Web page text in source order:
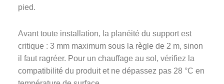
pied.
Avant toute installation, la planéité du support est
critique : 3 mm maximum sous la règle de 2 m, sinon
il faut ragréer. Pour un chauffage au sol, vérifiez la
compatibilité du produit et ne dépassez pas 28 °C en